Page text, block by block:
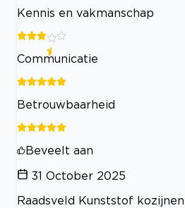
Kennis en vakmanschap
Communicatie
Betrouwbaarheid
Beveelt aan
31 October 2025
Raadsveld Kunststof kozijnen